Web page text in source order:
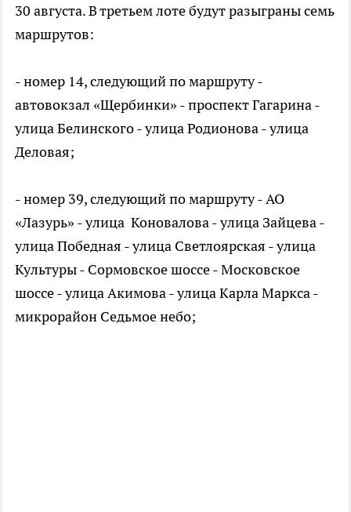
30 августа. В третьем лоте будут разыграны семь
маршрутов:
- номер 14, следующий по маршруту -
автовокзал «Щербинки» - проспект Гагарина -
улица Белинского - улица Родионова - улица
Деловая;
- номер 39, следующий по маршруту - АО
«Лазурь» - улица Коновалова - улица Зайцева -
улица Победная - улица Светлоярская - улица
Культуры - Сормовское шоссе - Московское
шоссе - улица Акимова - улица Карла Маркса -
микрорайон Седьмое небо;